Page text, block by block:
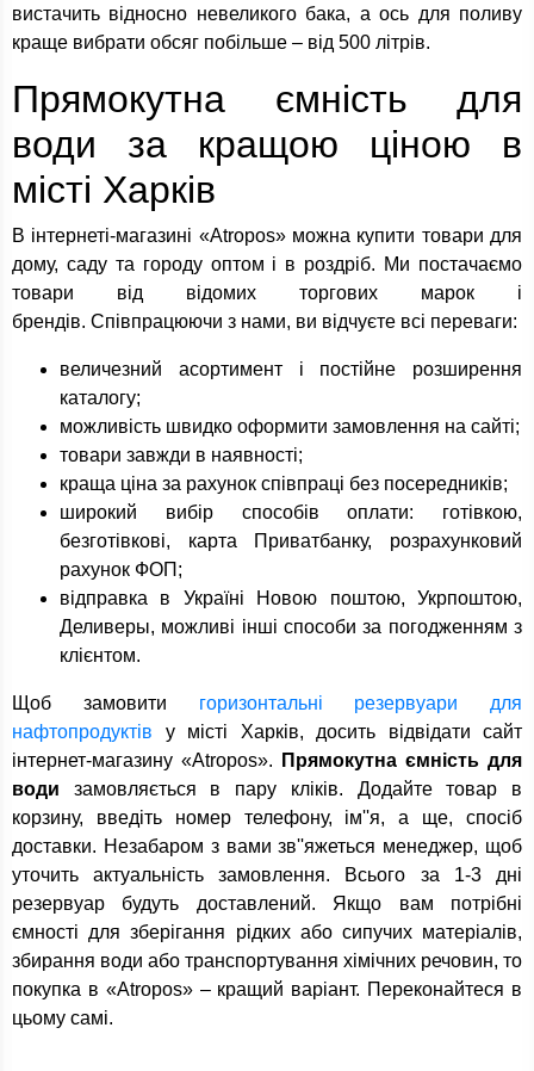
вистачить відносно невеликого бака, а ось для поливу
краще вибрати обсяг побільше – від 500 літрів.
Прямокутна ємність для
води за кращою ціною в
місті Харків
В інтернеті-магазині «Atropos» можна купити товари для
дому, саду та городу оптом і в роздріб. Ми постачаємо
товари від відомих торгових марок і
брендів. Співпрацюючи з нами, ви відчуєте всі переваги:
величезний асортимент і постійне розширення
каталогу;
можливість швидко оформити замовлення на сайті;
товари завжди в наявності;
краща ціна за рахунок співпраці без посередників;
широкий вибір способів оплати: готівкою,
безготівкові, карта Приватбанку, розрахунковий
рахунок ФОП;
відправка в Україні Новою поштою, Укрпоштою,
Деливеры, можливі інші способи за погодженням з
клієнтом.
Щоб замовити горизонтальні резервуари для
нафтопродуктів у місті Харків, досить відвідати сайт
інтернет-магазину «Atropos».
Прямокутна ємність для
води замовляється в пару кліків. Додайте товар в
корзину, введіть номер телефону, ім''я, а ще, спосіб
доставки. Незабаром з вами зв''яжеться менеджер, щоб
уточить актуальність замовлення. Всього за 1-3 дні
резервуар будуть доставлений. Якщо вам потрібні
ємності для зберігання рідких або сипучих матеріалів,
збирання води або транспортування хімічних речовин, то
покупка в «Atropos» – кращий варіант. Переконайтеся в
цьому самі.